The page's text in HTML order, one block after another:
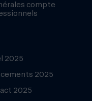
compte
2025
2025
2025